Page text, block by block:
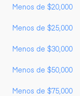
Menos de $20,000
Menos de $25,000
Menos de $30,000
Menos de $50,000
Menos de $75,000